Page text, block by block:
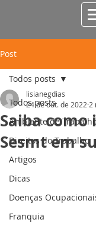
Post
Todos posts
Ambiente de
Direitos do Trabalho
Artigos
Dicas
Doenças
Franquia
Todos posts
Saiba
Sesmt em
lisianegdias
24 de out. de 2022 2